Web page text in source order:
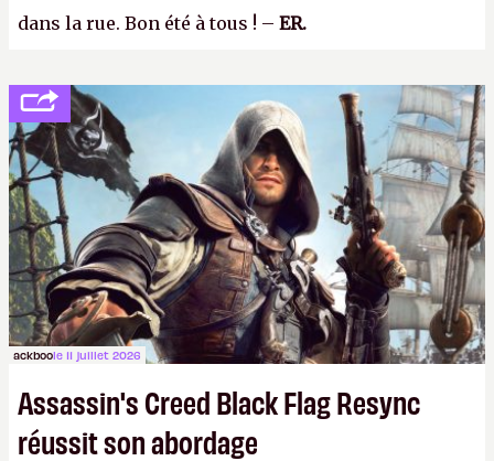
dans la rue. Bon été à tous ! – ER.
ackboole 11 juillet 2026
Assassin's Creed Black Flag Resync
réussit son abordage